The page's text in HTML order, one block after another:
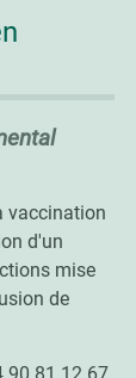
vaccination
d'un
mise
de